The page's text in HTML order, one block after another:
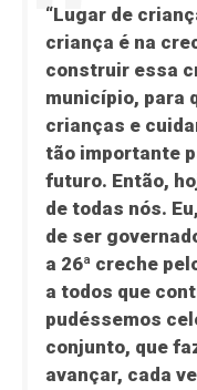
“Lugar de
criança é na
construir essa
município, para
crianças e
tão importante
futuro. Então,
de todas nós.
de ser
a 26ª creche
a todos que
pudéssemos
conjunto, que
avançar, cada